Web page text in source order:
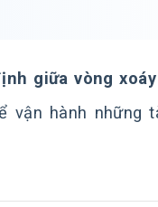
giữa vòng
vận hành những